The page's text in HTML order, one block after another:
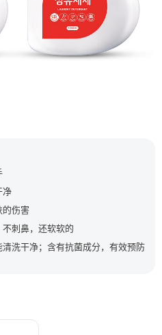
净
的伤害
刺鼻，还软软的
洗干净；含有抗菌成分，有效预防